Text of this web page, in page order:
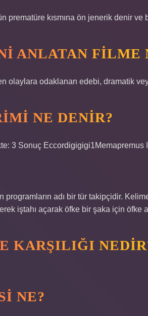
prematüre kısmına ön jenerik denir ve
ANLATAN FILME
olaylara odaklanan edebi, dramatik
NE DENIR?
3 Sonuç Eccordigigigi1Memapremus
programların adı bir tür takipçidir.
iştahı açarak öfke bir şaka için öfke
KARŞILIĞI
NE?